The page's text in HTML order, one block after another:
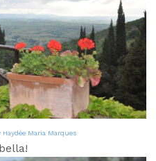
Haydée Maria Marques